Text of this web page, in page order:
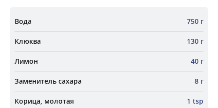
Вода 750 г
Клюква 130 г
Лимон 40 г
Заменитель сахара 8 г
Корица, молотая 1 tsp